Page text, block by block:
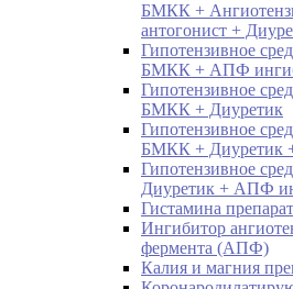
БМКК +
антогонист +
Гипотензивное
БМКК + АПФ
Гипотензивное
БМКК + Диуретик
Гипотензивное
БМКК + Диуретик
Гипотензивное
Диуретик + АПФ
Гистамина препарат
Ингибитор
фермента (АПФ)
Калия и магния